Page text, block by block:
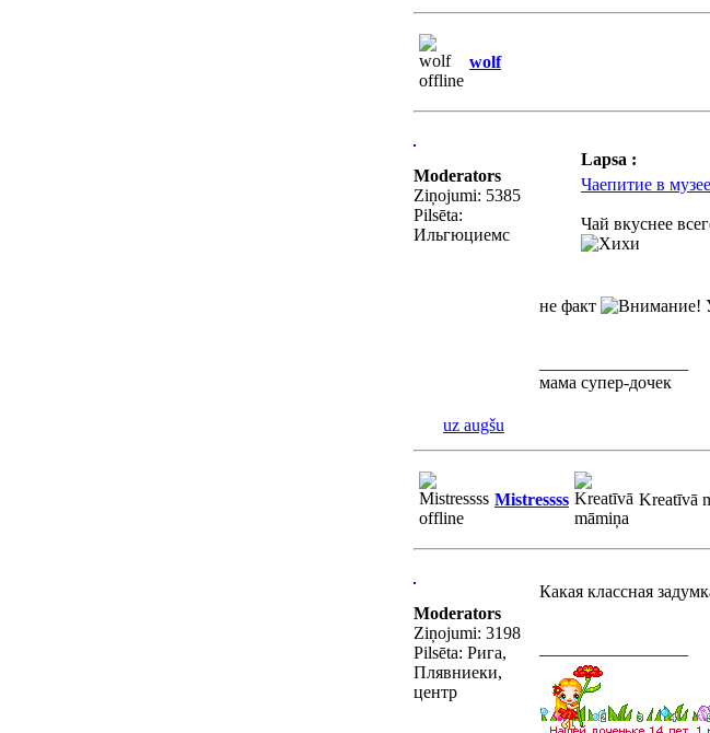
wolf
Moderators
Ziņojumi: 5385
Pilsēta:
Ильгюциемс
Lapsa :
Чаепитие в музее
Чай вкуснее
не факт
мама супер-дочек
uz augšu
Mistressss Kreatīvā
Moderators
Ziņojumi: 3198
Pilsēta: Рига,
Плявниеки,
центр
Какая классная